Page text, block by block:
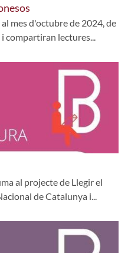
mes d'octubre de 2024, de
compartiran lectures...
al projecte de Llegir el
de Catalunya i...